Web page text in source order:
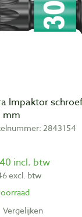
Impaktor
mm
2843154
incl. btw
excl. btw
Vergelijken